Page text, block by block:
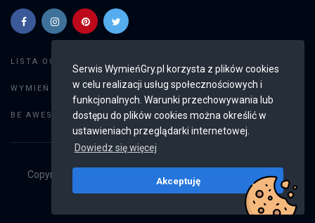
Serwis WymieńGry.pl korzysta z plików cookies
w celu realizacji usług społecznościowych i
funkcjonalnych. Warunki przechowywania lub
dostępu do plików cookies można określić w
ustawieniach przeglądarki internetowej.
Dowiedz się więcej
Akceptuję
LISTA OGŁOSZEŃ:
WYMIEŃ GRY: Dodaj ogłoszenie
BE AWESOME: Weryfikacja konta
Copyright © 2019 - 2026
Wszystkie prawa
v2.8.4